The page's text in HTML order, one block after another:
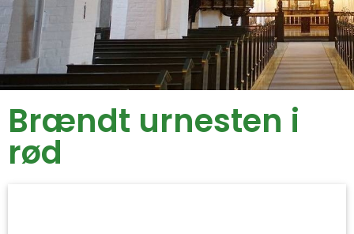
Brændt urnesten i
rød